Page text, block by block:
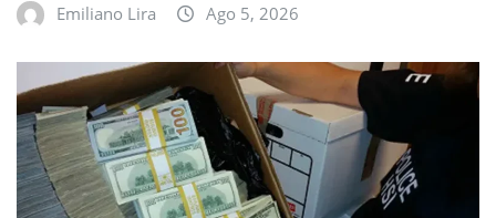
Emiliano Lira Ago 5, 2026